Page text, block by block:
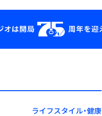
YouTube
会社情報
ライフスタイル・健康